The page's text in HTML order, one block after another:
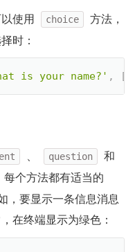
使用 choice
方法，
时：
is your name?' , [
question 和
个方法都有适当的
，要显示一条信息消息
在终端显示为绿色：